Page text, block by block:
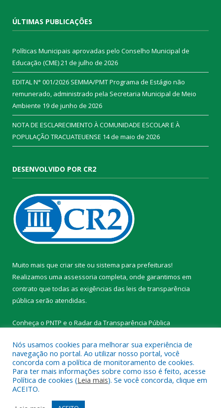
ÚLTIMAS PUBLICAÇÕES
Políticas Municipais aprovadas pelo Conselho Municipal de
Educação (CME)21 de julho de 2026
EDITAL N° 001/2026 SEMMA/PMT Programa de Estágio não
remunerado, administrado pela Secretaria Municipal de Meio
Ambiente 19 de junho de 2026
NOTA DE ESCLARECIMENTO À COMUNIDADE ESCOLAR E À
POPULAÇÃO TRACUATEUENSE 14 de maio de 2026
DESENVOLVIDO POR CR2
Muito mais que criar site ou sistema para prefeituras!
Realizamos uma assessoria completa, onde garantimos em
contrato que todas as exigências das leis de transparência
pública serão atendidas.
Conheça o PNTP e o Radar da Transparência Pública
Todos os direitos reservados a Prefeitura Municipal de
Tracuateua.
Nós usamos cookies para melhorar sua experiência de
navegação no portal. Ao utilizar nosso portal, você
concorda com a política de monitoramento de cookies.
Para ter mais informações sobre como isso é feito, acesse
Política de cookies (Leia mais). Se você concorda, clique em
ACEITO.